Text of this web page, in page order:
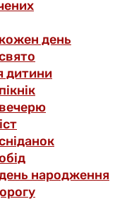
день
дитини
народження